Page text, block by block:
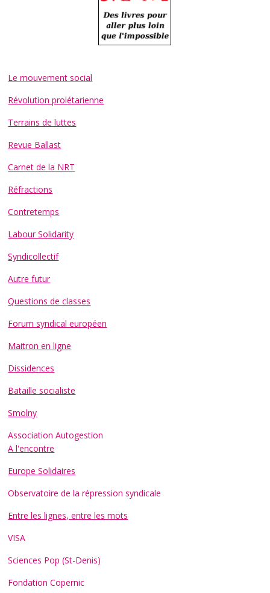
Le mouvement social
Révolution prolétarienne
Terrains de luttes
Revue Ballast
Carnet de la NRT
Réfractions
Contretemps
Labour Solidarity
Syndicollectif
Autre futur
Questions de classes
Forum syndical européen
Maitron en ligne
Dissidences
Bataille socialiste
Smolny
Association Autogestion
A l'encontre
Europe Solidaires
Observatoire de la répression syndicale
Entre les lignes, entre les mots
VISA
Sciences Pop (St-Denis)
Fondation Copernic